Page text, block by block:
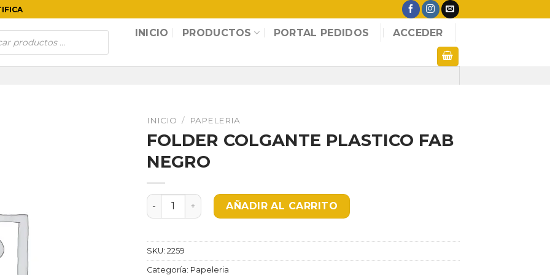
INICIO PRODUCTOS PORTAL PEDIDOS ACCEDER
INICIO / PAPELERIA
FOLDER COLGANTE PLASTICO FAB
NEGRO
FOLDER COLGANTE PLASTICO FAB NEGRO cantidad
AÑADIR AL CARRITO
SKU: 2259
Categoría: Papeleria